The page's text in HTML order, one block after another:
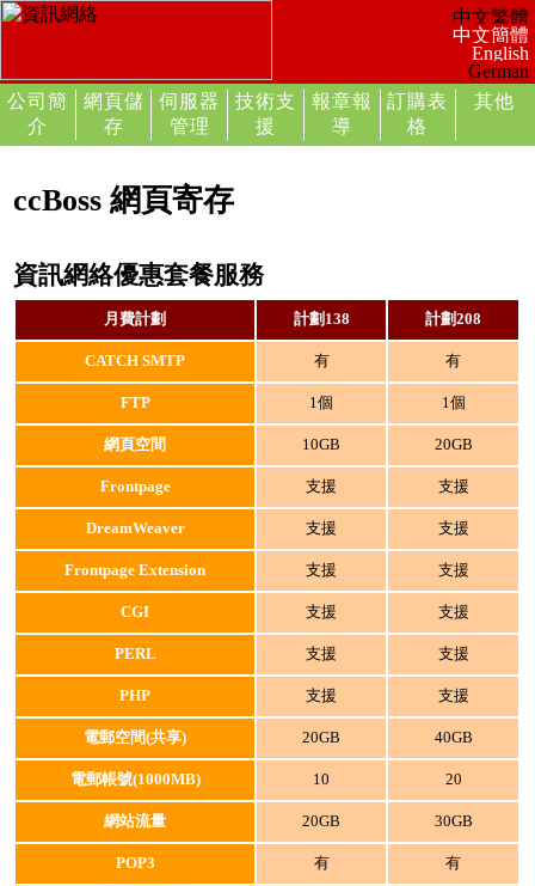
公司簡
介
網頁儲
存
伺服器
管理
技術支
援
報章報
導
訂購表
格
其他
ccBoss 網頁寄存
資訊網絡優惠套餐服務
月費計劃 計劃138 計劃208
CATCH SMTP 有 有
FTP 1個 1個
網頁空間 10GB 20GB
Frontpage 支援 支援
DreamWeaver 支援 支援
Frontpage Extension 支援 支援
CGI 支援 支援
PERL 支援 支援
PHP 支援 支援
電郵空間(共享) 20GB 40GB
電郵帳號(1000MB) 10 20
網站流量 20GB 30GB
POP3 有 有